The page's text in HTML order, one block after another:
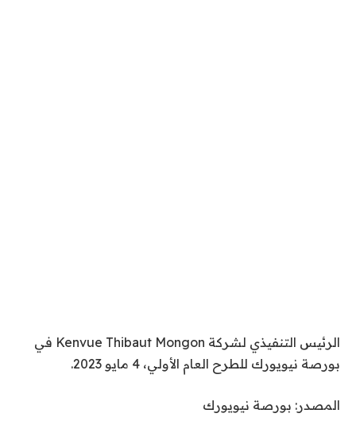
الرئيس التنفيذي لشركة Kenvue Thibaut Mongon في
بورصة نيويورك للطرح العام الأولي، 4 مايو 2023.
المصدر: بورصة نيويورك